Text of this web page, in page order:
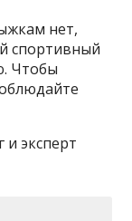
нет,
спортивный
Чтобы
и эксперт